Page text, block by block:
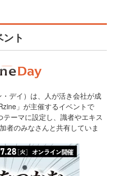
ト
デイ）は、人が活き会社が成
」が主催するイベントで
ーマに設定し、識者やエキス
者のみなさんと共有していま